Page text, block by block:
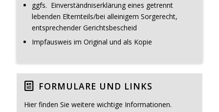
ggfs. Einverständniserklärung eines getrennt
lebenden Elternteils/bei alleinigem Sorgerecht,
entsprechender Gerichtsbescheid
Impfausweis im Original und als Kopie
FORMULARE UND LINKS
Hier finden Sie weitere wichtige Informationen.